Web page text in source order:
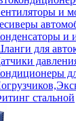
и
и
для
стальной